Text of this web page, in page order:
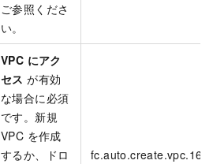
ご参照くださ
い。
VPC にアク
セス が有効
な場合に必須
です。新規
VPC を作成
するか、ドロ